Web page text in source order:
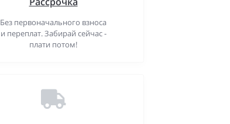
Без первоначального взноса
и переплат. Забирай сейчас -
плати потом!